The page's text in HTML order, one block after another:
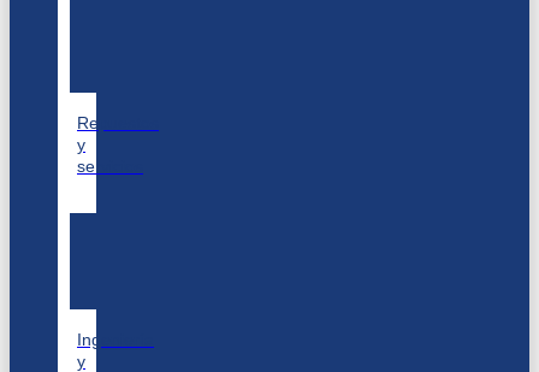
Repuestos
y
servicios
Ingeniería
y